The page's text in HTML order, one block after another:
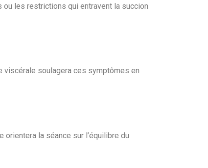
ou les restrictions qui entravent la succion
viscérale soulagera ces symptômes en
orientera la séance sur l’équilibre du